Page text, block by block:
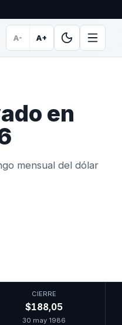
A- A+
en
mensual del dólar
CIERRE
$188,05
30 may 1986